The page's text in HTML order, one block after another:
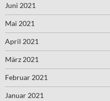
Juni 2021
Mai 2021
April 2021
März 2021
Februar 2021
Januar 2021